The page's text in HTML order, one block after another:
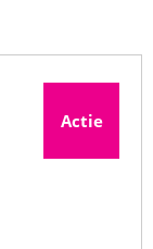
Actie